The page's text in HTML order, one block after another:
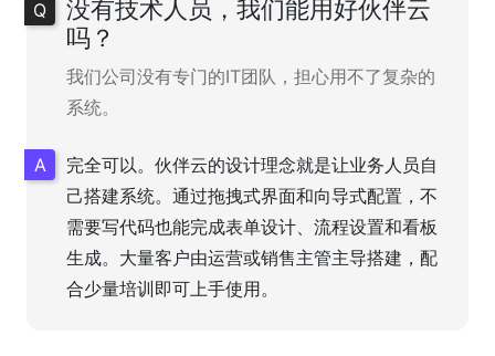
没有技术人员，我们能用好伙伴云
吗？
我们公司没有专门的IT团队，担心用不了复杂的
系统。
完全可以。伙伴云的设计理念就是让业务人员自
己搭建系统。通过拖拽式界面和向导式配置，不
需要写代码也能完成表单设计、流程设置和看板
生成。大量客户由运营或销售主管主导搭建，配
合少量培训即可上手使用。